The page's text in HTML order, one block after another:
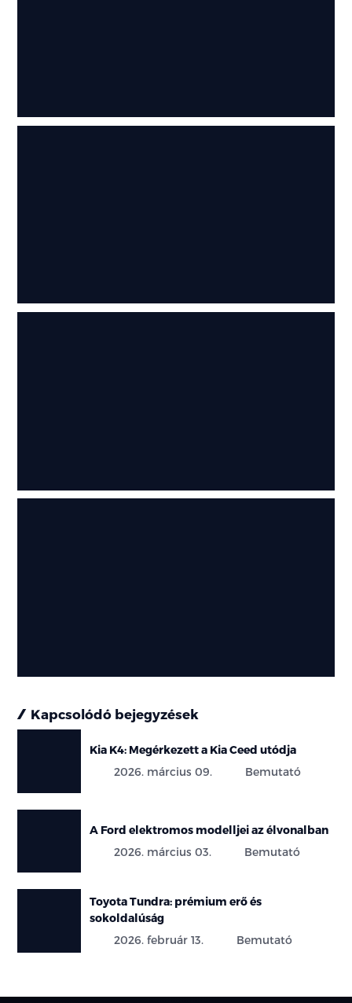
Kapcsolódó bejegyzések
Kia K4: Megérkezett a Kia Ceed utódja
2026. március 09.
Bemutató
A Ford elektromos modelljei az élvonalban
2026. március 03.
Bemutató
Toyota Tundra: prémium erő és
sokoldalúság
2026. február 13.
Bemutató